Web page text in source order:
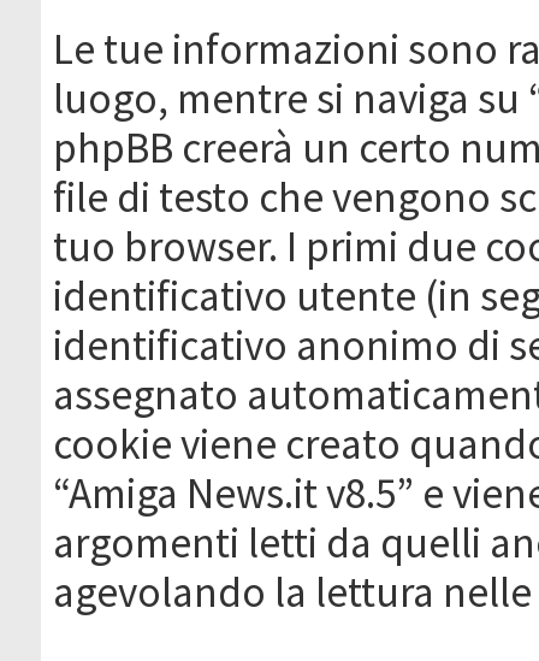
Le tue informazioni sono
luogo, mentre si naviga su
phpBB creerà un certo
file di testo che vengono
tuo browser. I primi due
identificativo utente (in
identificativo anonimo di
assegnato
cookie viene creato
“Amiga News.it v8.5” e
argomenti letti da quelli
agevolando la lettura